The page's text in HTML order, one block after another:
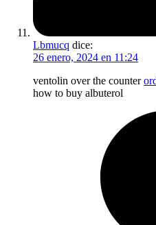
Lbmucq dice:
26 enero, 2024 en 11:24
ventolin over the counter
how to buy albuterol